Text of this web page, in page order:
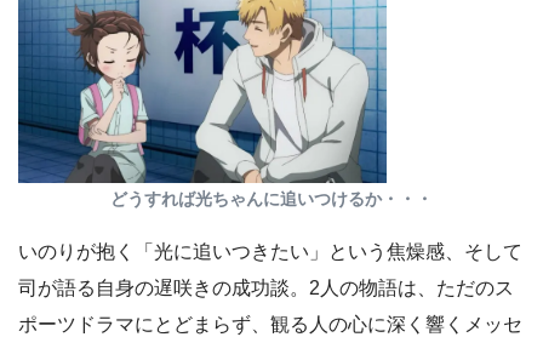
どうすれば光ちゃんに追いつけるか・・・
いのりが抱く「光に追いつきたい」という焦燥感、そして
司が語る自身の遅咲きの成功談。2人の物語は、ただのス
ポーツドラマにとどまらず、観る人の心に深く響くメッセ